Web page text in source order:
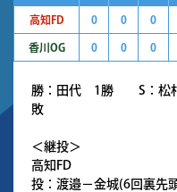
高知FD 0 0 0
香川OG 0 0 0
勝：田代 1勝 S：松
敗
＜継投＞
高知FD
投：渡邉－金城(6回裏先